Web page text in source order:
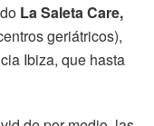
La Saleta Care,
geriátricos),
Ibiza, que hasta